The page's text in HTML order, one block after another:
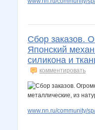
Сбор заказов.
Японский
силикона и
комментировать
www.nn.ru/community/